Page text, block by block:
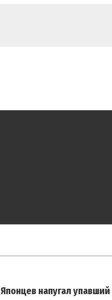
Японцев напугал